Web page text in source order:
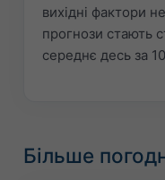
вихідні фактори
прогнози стають
середнє десь за
Більше